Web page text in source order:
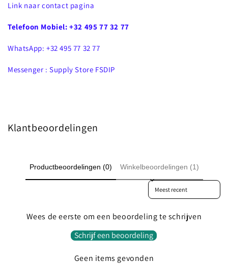
Link naar contact pagina
Telefoon Mobiel: +32 495 77 32 77
WhatsApp: +32 495 77 32 77
Messenger : Supply Store FSDIP
Klantbeoordelingen
Productbeoordelingen (0) Winkelbeoordelingen (1)
Sort reviews by
Wees de eerste om een beoordeling te schrijven
Schrijf een beoordeling
Geen items gevonden